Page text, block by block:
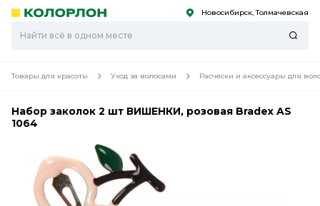
Скоро
Скоро Новосибирск, Толмачевская
Товары для красоты Уход за волосами Расчески и аксессуары для
Набор заколок 2 шт ВИШЕНКИ, розовая Bradex AS
1064